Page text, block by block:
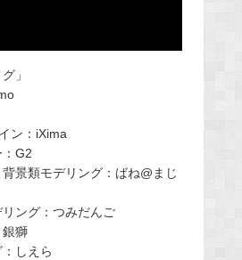
」
ン：iXima
G2
景類モデリング：ばね@まじ
ング：つみだんご
獅
しえら